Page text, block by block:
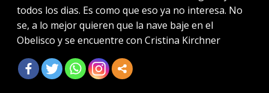
todos los dias. Es como que eso ya no interesa. No
se, a lo mejor quieren que la nave baje en el
Obelisco y se encuentre con Cristina Kirchner